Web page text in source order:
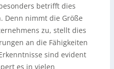
betrifft dies
Denn nimmt die Größe
zu, stellt dies
an die Fähigkeiten
sind evident
es in vielen